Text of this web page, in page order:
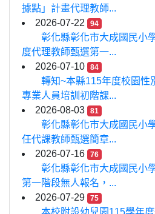
據點」計畫代理教師...
2026-07-22
94
彰化縣彰化市大成國民小
度代理教師甄選第一...
2026-07-10
84
轉知~本縣115年度校園性
專業人員培訓初階課...
2026-08-03
81
彰化縣彰化市大成國民小
任代課教師甄選簡章...
2026-07-16
76
彰化縣彰化市大成國民小
第一階段無人報名，...
2026-07-29
75
本校附設幼兒園115學年